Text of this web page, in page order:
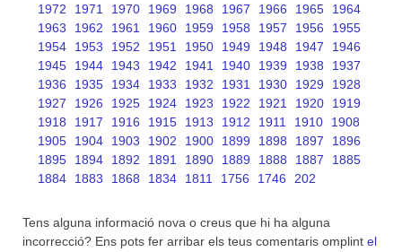
1972
1971 1970 1969 1968 1967 1966 1965
1964
1963
1962 1961 1960 1959 1958 1957 1956
1955
1954
1953 1952 1951 1950 1949 1948 1947
1946
1945
1944 1943 1942 1941 1940 1939 1938
1937
1936
1935 1934 1933 1932 1931 1930 1929
1928
1927
1926 1925 1924 1923 1922 1921 1920
1919
1918
1917 1916 1915 1913 1912 1911 1910
1908
1905
1904 1903 1902 1900 1899 1898 1897
1896
1895
1894 1892 1891 1890 1889 1888 1887
1885
1884
1883 1868 1834 1811 1756 1746 202
Tens alguna informació nova o creus que hi ha alguna
incorrecció? Ens pots fer arribar els teus comentaris omplint el